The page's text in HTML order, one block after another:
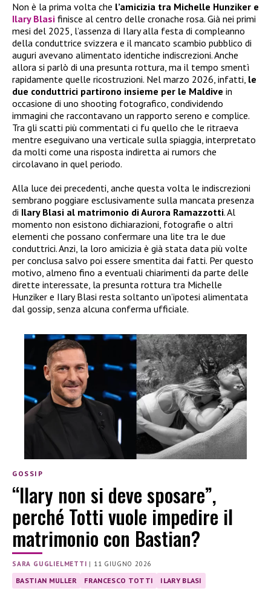
Non è la prima volta che l’amicizia tra Michelle Hunziker e
Ilary Blasi finisce al centro delle cronache rosa. Già nei primi
mesi del 2025, l’assenza di Ilary alla festa di compleanno
della conduttrice svizzera e il mancato scambio pubblico di
auguri avevano alimentato identiche indiscrezioni. Anche
allora si parlò di una presunta rottura, ma il tempo smentì
rapidamente quelle ricostruzioni. Nel marzo 2026, infatti, le
due conduttrici partirono insieme per le Maldive in
occasione di uno shooting fotografico, condividendo
immagini che raccontavano un rapporto sereno e complice.
Tra gli scatti più commentati ci fu quello che le ritraeva
mentre eseguivano una verticale sulla spiaggia, interpretato
da molti come una risposta indiretta ai rumors che
circolavano in quel periodo.
Alla luce dei precedenti, anche questa volta le indiscrezioni
sembrano poggiare esclusivamente sulla mancata presenza
di Ilary Blasi al matrimonio di Aurora Ramazzotti. Al
momento non esistono dichiarazioni, fotografie o altri
elementi che possano confermare una lite tra le due
conduttrici. Anzi, la loro amicizia è già stata data più volte
per conclusa salvo poi essere smentita dai fatti. Per questo
motivo, almeno fino a eventuali chiarimenti da parte delle
dirette interessate, la presunta rottura tra Michelle
Hunziker e Ilary Blasi resta soltanto un’ipotesi alimentata
dal gossip, senza alcuna conferma ufficiale.
GOSSIP
“Ilary non si deve sposare”,
perché Totti vuole impedire il
matrimonio con Bastian?
SARA GUGLIELMETTI | 11 GIUGNO 2026
BASTIAN MULLER FRANCESCO TOTTI ILARY BLASI